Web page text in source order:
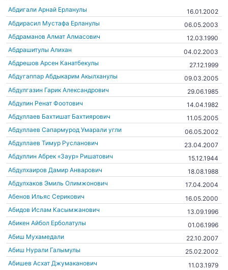
Абдигали Арнай Ерланулы
16.01.2002
Абдирасил Мустафа Ерланулы
06.05.2003
Абдраманов Алмат Алмасович
12.03.1990
Абдрашитулы Алихан
04.02.2003
Абдрешов Арсен Канатбекулы
27.12.1999
Абдугаппар Абдыкарим Акылханулы
09.03.2005
Абдулгазин Гарик Александрович
29.06.1985
Абдулин Ренат Фоотович
14.04.1982
Абдуллаев Бахтишат Бахтиярович
11.05.2005
Абдуллаев Сапармурод Умарали угли
06.05.2002
Абдуллаев Тимур Русланович
23.04.2007
Абдуллин Абрек «Заур» Ришатович
15.12.1944
Абдулхаиров Дамир Анварович
18.08.1988
Абдулхаков Эмиль Олимжонович
17.04.2004
Абенов Ильяс Серикович
16.05.2000
Абидов Ислам Касымжанович
13.09.1996
Абикен Айбол Ерболатулы
01.06.1996
Абиш Мухамедали
22.10.2007
Абиш Нурали Галымулы
25.02.2002
Абишев Асхат Джумаканович
11.03.1979